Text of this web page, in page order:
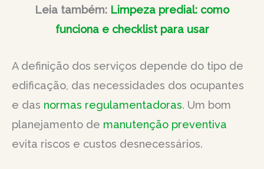
Leia também: Limpeza predial: como
funciona e checklist para usar
A definição dos serviços depende do tipo de
edificação, das necessidades dos ocupantes
e das normas regulamentadoras. Um bom
planejamento de manutenção preventiva
evita riscos e custos desnecessários.